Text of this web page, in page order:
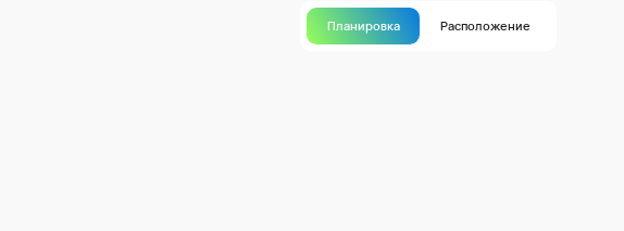
Планировка Расположение